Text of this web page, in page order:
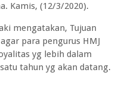
Kamis, (12/3/2020).
mengatakan, Tujuan
para pengurus HMJ
yg lebih dalam
tahun yg akan datang.